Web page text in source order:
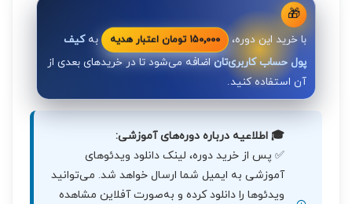
🎁
با خرید این دوره، ۱۵۰٬۰۰۰ تومان اعتبار هدیه بهکیف
پول حساب کاربری‌تاناضافه می‌شود تا در خریدهای بعدی از
آن استفاده کنید.
🎓 اطلاعیه درباره دوره‌های آموزشی:
✅ پس از خرید دوره، لینک دانلود ویدئوهای
آموزشی به ایمیل شما ارسال خواهد شد. می‌توانید
ویدئوها را دانلود کرده و به‌صورت آفلاین مشاهده